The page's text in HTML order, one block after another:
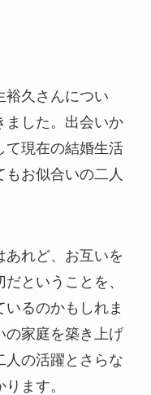
裕久さんについ
ました。出会いか
て現在の結婚生活
もお似合いの二人
あれど、お互いを
ということを、
るのかもしれま
の家庭を築き上げ
人の活躍とさらな
ます。